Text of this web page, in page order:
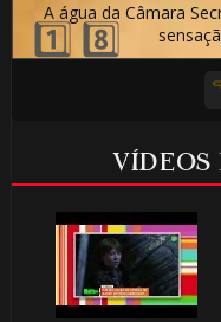
A água da Câmara
VÍDEOS